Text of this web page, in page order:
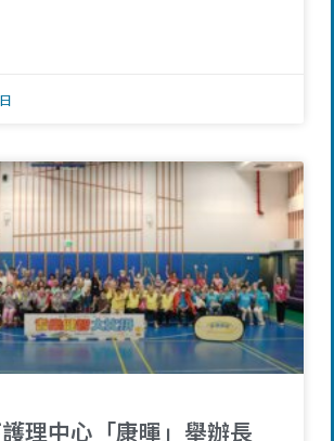
理中心「康暉」舉辦長